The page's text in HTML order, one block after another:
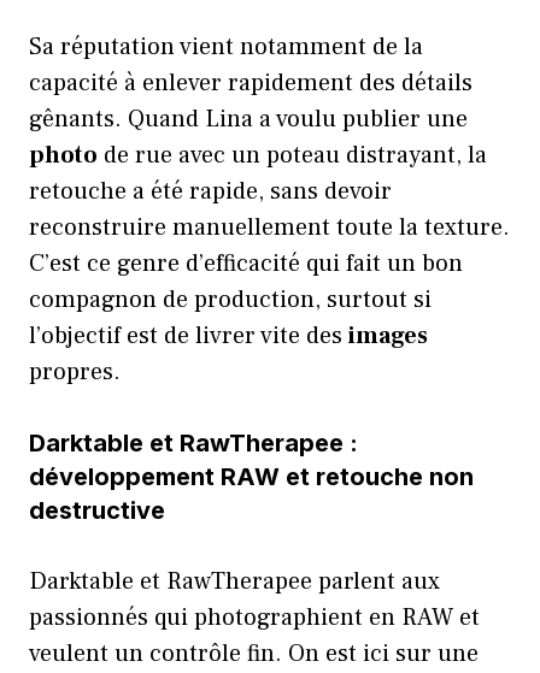
Sa réputation vient notamment de la
capacité à enlever rapidement des détails
gênants. Quand Lina a voulu publier une
photo de rue avec un poteau distrayant, la
retouche a été rapide, sans devoir
reconstruire manuellement toute la texture.
C’est ce genre d’efficacité qui fait un bon
compagnon de production, surtout si
l’objectif est de livrer vite des images
propres.
Darktable et RawTherapee :
développement RAW et retouche non
destructive
Darktable et RawTherapee parlent aux
passionnés qui photographient en RAW et
veulent un contrôle fin. On est ici sur une